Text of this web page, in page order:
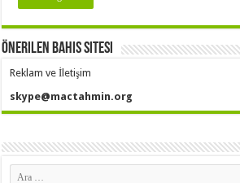
Önerilen Bahis Sitesi
Reklam ve İletişim
skype@mactahmin.org